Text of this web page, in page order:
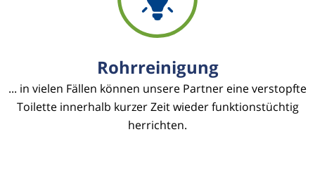
Rohrreinigung
... in vielen Fällen können unsere Partner eine verstopfte
Toilette innerhalb kurzer Zeit wieder funktionstüchtig
herrichten.